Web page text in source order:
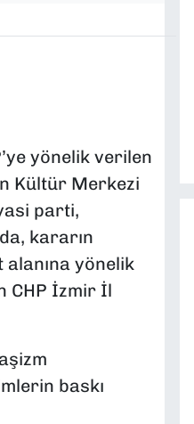
yönelik verilen
Kültür Merkezi
parti,
kararın
alanına yönelik
CHP İzmir İl
baskı